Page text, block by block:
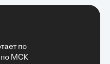
по
по МСК